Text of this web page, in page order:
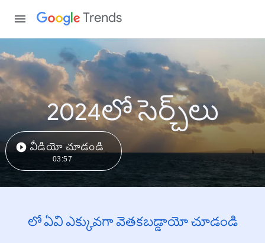
Trends
2024లో సెర్చ్‌లు
వీడియో చూడండి
03:57
లో ఏవి ఎక్కువగా వెతకబడ్డాయో చూడండి